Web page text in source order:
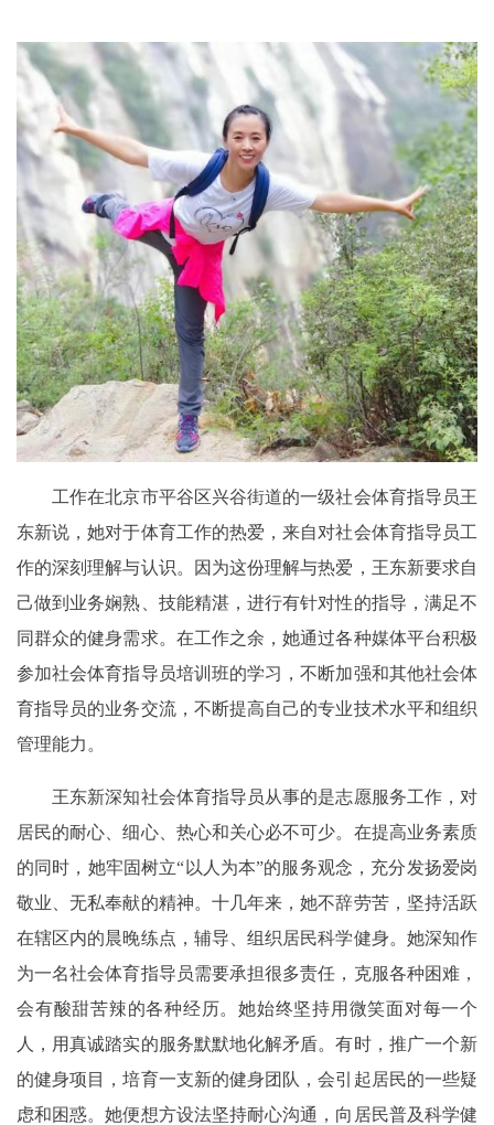
工作在北京市平谷区兴谷街道的一级社会体育指导员王
东新说，她对于体育工作的热爱，来自对社会体育指导员工
作的深刻理解与认识。因为这份理解与热爱，王东新要求自
己做到业务娴熟、技能精湛，进行有针对性的指导，满足不
同群众的健身需求。在工作之余，她通过各种媒体平台积极
参加社会体育指导员培训班的学习，不断加强和其他社会体
育指导员的业务交流，不断提高自己的专业技术水平和组织
管理能力。
王东新深知社会体育指导员从事的是志愿服务工作，对
居民的耐心、细心、热心和关心必不可少。在提高业务素质
的同时，她牢固树立“以人为本”的服务观念，充分发扬爱岗
敬业、无私奉献的精神。十几年来，她不辞劳苦，坚持活跃
在辖区内的晨晚练点，辅导、组织居民科学健身。她深知作
为一名社会体育指导员需要承担很多责任，克服各种困难，
会有酸甜苦辣的各种经历。她始终坚持用微笑面对每一个
人，用真诚踏实的服务默默地化解矛盾。有时，推广一个新
的健身项目，培育一支新的健身团队，会引起居民的一些疑
虑和困惑。她便想方设法坚持耐心沟通，向居民普及科学健